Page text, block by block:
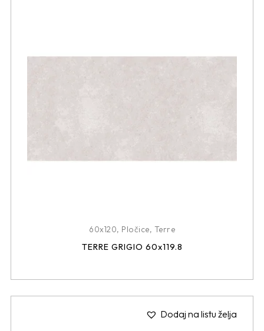
60x120, Pločice, Terre
TERRE GRIGIO 60x119.8
Dodaj na listu želja